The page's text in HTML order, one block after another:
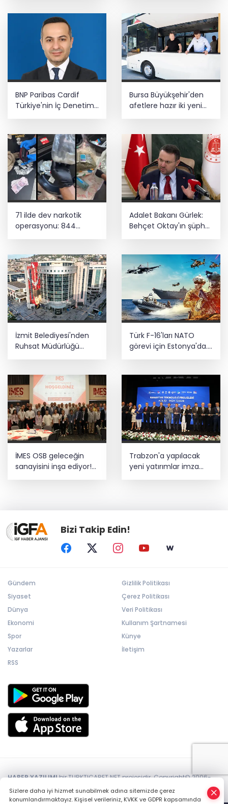
BNP Paribas Cardif
Türkiye'nin İç Denetim
Bursa Büyükşehir'den
afetlere hazır iki yeni
71 ilde dev narkotik
operasyonu: 844
Adalet Bakanı Gürlek:
Behçet Oktay'ın şüpheli
incelenecek
İzmit Belediyesi'nden
Ruhsat Müdürlüğü
iddialarına açıklama
Türk F-16'ları NATO
görevi için Estonya'da...
MSB yerli savunma
İMES OSB geleceğin
sanayisini inşa ediyor!
Sanayinin geleceği
Trabzon'a yapılacak
yeni yatırımlar imza
altına alındı
Bizi Takip Edin!
Gündem
Siyaset
Dünya
Ekonomi
Spor
Yazarlar
RSS
Gizlilik Politikası
Çerez Politikası
Veri Politikası
Kullanım Şartnamesi
Künye
İletişim
HABER YAZILIMIbir TURKTICARET.NET projesidir. Copyright© 2006-
Sizlere daha iyi hizmet sunabilmek adına sitemizde çerez
konumlandırmaktayız. Kişisel verileriniz, KVKK ve GDPR kapsamında